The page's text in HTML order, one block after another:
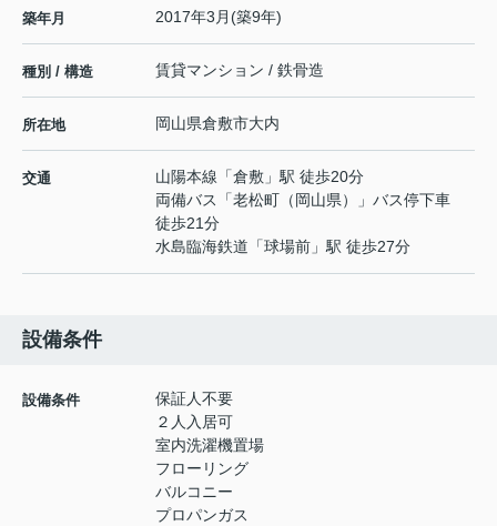
築年月 2017年3月(築9年)
種別 / 構造 賃貸マンション / 鉄骨造
所在地 岡山県倉敷市大内
交通 山陽本線 「倉敷 」駅 徒歩20分
両備バス「老松町（岡山県）」バス停下車
徒歩21分
水島臨海鉄道 「球場前 」駅 徒歩27分
設備条件
設備条件
保証人不要
２人入居可
室内洗濯機置場
フローリング
バルコニー
プロパンガス